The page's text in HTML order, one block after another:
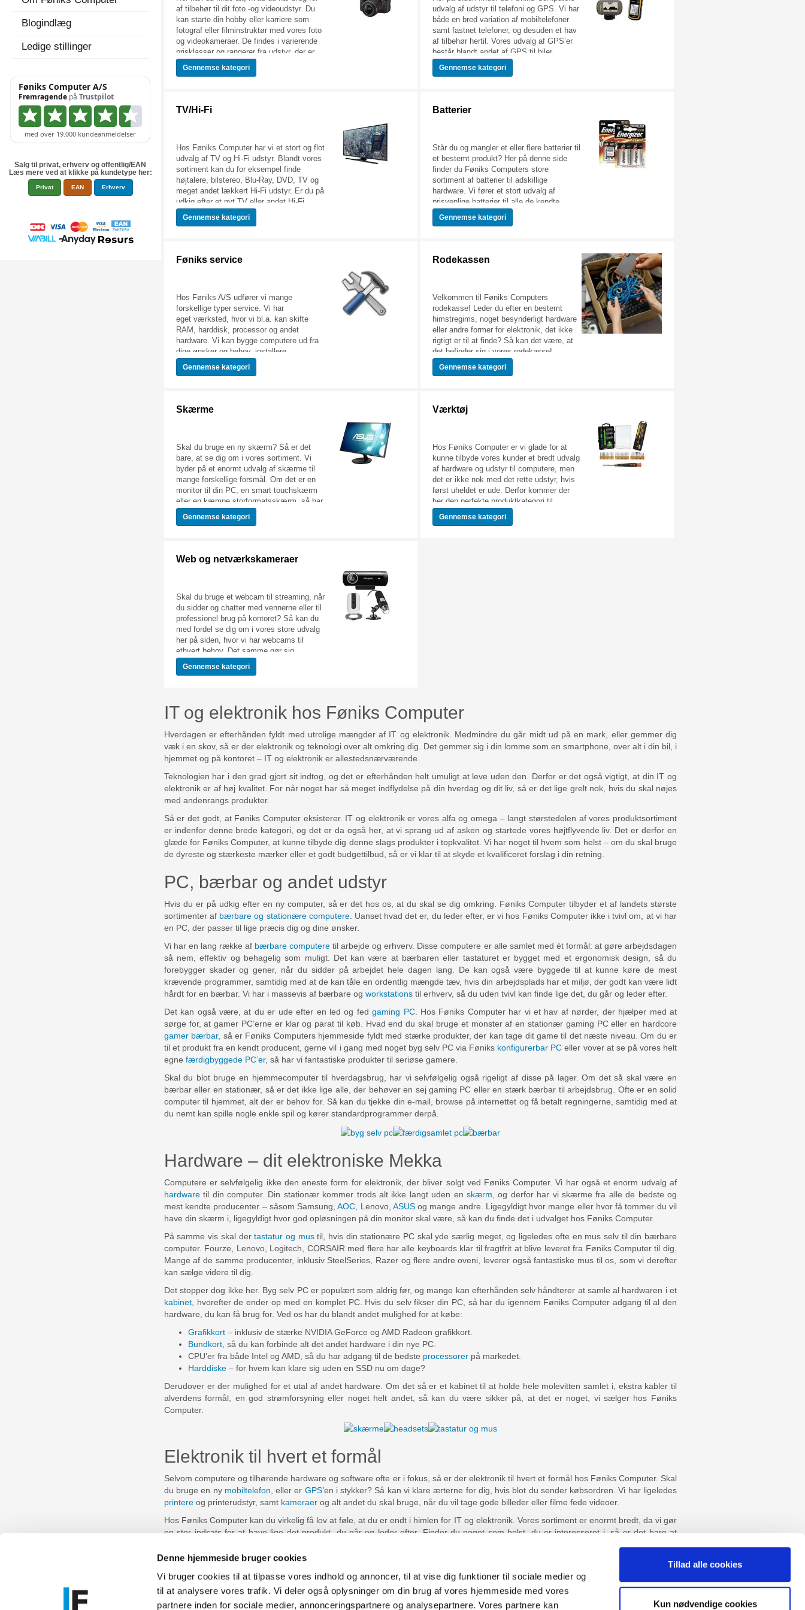
Denne hjemmeside bruger cookies
Vi bruger cookies til at tilpasse vores indhold og annoncer, til at vise dig funktioner til sociale medier og
til at analysere vores trafik. Vi deler også oplysninger om din brug af vores hjemmeside med vores
partnere inden for sociale medier, annonceringspartnere og analysepartnere. Vores partnere kan
Tillad alle cookies
Kun nødvendige cookies
Blogindlæg
Ledige stillinger
Salg til privat, erhverv og offentlig/EAN
Læs mere ved at klikke på kundetype her:
Privat EAN Erhverv
af tilbehør til dit foto -og videoudstyr. Du
kan starte din hobby eller karriere som
fotograf eller filminstruktør med vores foto
og videokameraer. De findes i varierende
prisklasser og rangerer fra udstyr, der er
tiltænkt hjemmebrug og professionelle
videokameraer. Desuden har vi digitale
udvalg af foto og video udstyr. At tage
god komposition og belysning, og den rette
redigering. Alt til foto og video kan du finde
på siden her.
Gennemsekategori
udvalg af udstyr til telefoni og GPS. Vi har
både en bred variation af mobiltelefoner
samt fastnet telefoner, og desuden et hav
af tilbehør hertil. Vores udvalg af GPS’er
består blandt andet af GPS til biler,
cykling, gåture og løb samt tilbehør hertil.
Uanset hvad du står og mangler til telefoni
sortimentet på disse sider og find netop
Gennemsekategori
TV/Hi-Fi
Hos Føniks Computer har vi et stort og flot
udvalg af TV og Hi-Fi udstyr. Blandt vores
sortiment kan du for eksempel finde
højtalere, bilstereo, Blu-Ray, DVD, TV og
meget andet lækkert Hi-Fi udstyr. Er du på
udkig efter et nyt TV eller andet Hi-Fi
udstyr, så er du kommet til det rette sted.
Du kan med sikkerhed finde det, du skal
populære produkter nedenfor eller benyt
menuen til venstre til at finde netop det TV
Gennemsekategori
Batterier
Står du og mangler et eller flere batterier til
et bestemt produkt? Her på denne side
finder du Føniks Computers store
sortiment af batterier til adskillige
hardware. Vi fører et stort udvalg af
prisvenlige batterier til alle de kendte
mærker inden for bærbare computere som
eksempelvis Acer, HP og Dell. Køber du
Desuden kan du her på siden finde alle
batterier til hardware lige her.
Gennemsekategori
Føniks service
Hos Føniks A/S udfører vi mange
forskellige typer service. Vi har
eget værksted, hvor vi bl.a. kan skifte
RAM, harddisk, processor og andet
hardware. Vi kan bygge computere ud fra
dine ønsker og behov, installere
styresystem, Office-pakker, Anti-virus og
anden software, samt fejlsøge og udbedre
services, eller betale for udført arbejde på
Gennemsekategori
Rodekassen
Velkommen til Føniks Computers
rodekasse! Leder du efter en bestemt
himstregims, noget besynderligt hardware
eller andre former for elektronik, det ikke
rigtigt er til at finde? Så kan det være, at
det befinder sig i vores rodekasse!
Rodekassen har alt muligt forskelligt, og
det er aldrig helt til at vide, hvad man kan
at lede vores rodekasse igennem.
Gennemsekategori
Skærme
Skal du bruge en ny skærm? Så er det
bare, at se dig om i vores sortiment. Vi
byder på et enormt udvalg af skærme til
mange forskellige forsmål. Om det er en
monitor til din PC, en smart touchskærm
eller en kæmpe storformatsskærm, så har
vi helt sikkert det, du går og leder efter.
Hos Føniks forhandler vi desuden monitors
eller et helt andet mærke, så kan vi
garantere dig, at du finder den hos
Føniks Computer.
Gennemsekategori
Værktøj
Hos Føniks Computer er vi glade for at
kunne tilbyde vores kunder et bredt udvalg
af hardware og udstyr til computere, men
det er ikke nok med det rette udstyr, hvis
først uheldet er ude. Derfor kommer der
her den perfekte produktkategori til
reparationer og vedligeholdelse. Vores
store sortiment af diverse værktøj giver
Gennemsekategori
Web og netværkskameraer
Skal du bruge et webcam til streaming, når
du sidder og chatter med vennerne eller til
professionel brug på kontoret? Så kan du
med fordel se dig om i vores store udvalg
her på siden, hvor vi har webcams til
ethvert behov. Det samme gør sig
gældende, hvis du skal bruge et netværks
kamera til overvågning eller lignende, da vi
overvåget. Er du ude efter et webcam eller
et IP kamera, så har vi altså det, du skal
Gennemsekategori
IT og elektronik hos Føniks Computer
Hverdagen er efterhånden fyldt med utrolige mængder af IT og elektronik. Medmindre du går midt ud på en mark, eller gemmer dig
væk i en skov, så er der elektronik og teknologi over alt omkring dig. Det gemmer sig i din lomme som en smartphone, over alt i din bil, i
hjemmet og på kontoret – IT og elektronik er allestedsnærværende.
Teknologien har i den grad gjort sit indtog, og det er efterhånden helt umuligt at leve uden den. Derfor er det også vigtigt, at din IT og
elektronik er af høj kvalitet. For når noget har så meget indflydelse på din hverdag og dit liv, så er det lige grelt nok, hvis du skal nøjes
med andenrangs produkter.
Så er det godt, at Føniks Computer eksisterer. IT og elektronik er vores alfa og omega – langt størstedelen af vores produktsortiment
er indenfor denne brede kategori, og det er da også her, at vi sprang ud af asken og startede vores højtflyvende liv. Det er derfor en
glæde for Føniks Computer, at kunne tilbyde dig denne slags produkter i topkvalitet. Vi har noget til hvem som helst – om du skal bruge
de dyreste og stærkeste mærker eller et godt budgettilbud, så er vi klar til at skyde et kvalificeret forslag i din retning.
PC, bærbar og andet udstyr
Hvis du er på udkig efter en ny computer, så er det hos os, at du skal se dig omkring. Føniks Computer tilbyder et af landets største
sortimenter af bærbare og stationære computere. Uanset hvad det er, du leder efter, er vi hos Føniks Computer ikke i tvivl om, at vi har
en PC, der passer til lige præcis dig og dine ønsker.
Vi har en lang række af bærbare computere til arbejde og erhverv. Disse computere er alle samlet med ét formål: at gøre arbejdsdagen
så nem, effektiv og behagelig som muligt. Det kan være at bærbaren eller tastaturet er bygget med et ergonomisk design, så du
forebygger skader og gener, når du sidder på arbejdet hele dagen lang. De kan også være byggede til at kunne køre de mest
krævende programmer, samtidig med at de kan tåle en ordentlig mængde tæv, hvis din arbejdsplads har et miljø, der godt kan være lidt
hårdt for en bærbar. Vi har i massevis af bærbare og workstationstil erhverv, så du uden tvivl kan finde lige det, du går og leder efter.
Det kan også være, at du er ude efter en led og fedgaming PC. Hos Føniks Computer har vi et hav af nørder, der hjælper med at
sørge for, at gamer PC’erne er klar og parat til køb. Hvad end du skal bruge et monster af en stationær gaming PC eller en hardcore
gamer bærbar, så er Føniks Computers hjemmeside fyldt med stærke produkter, der kan tage dit game til det næste niveau. Om du er
til et produkt fra en kendt producent, gerne vil i gang med noget byg selv PC via Føniks konfigurerbar PC eller vover at se på vores helt
egne færdigbyggede PC’er, så har vi fantastiske produkter til seriøse gamere.
Skal du blot bruge en hjemmecomputer til hverdagsbrug, har vi selvfølgelig også rigeligt af disse på lager. Om det så skal være en
bærbar eller en stationær, så er det ikke lige alle, der behøver en sej gaming PC eller en stærk bærbar til arbejdsbrug. Ofte er en solid
computer til hjemmet, alt der er behov for. Så kan du tjekke din e-mail, browse på internettet og få betalt regningerne, samtidig med at
du nemt kan spille nogle enkle spil og kører standardprogrammer derpå.
Hardware – dit elektroniske Mekka
Computere er selvfølgelig ikke den eneste form for elektronik, der bliver solgt ved Føniks Computer. Vi har også et enorm udvalg af
hardwaretil din computer. Din stationær kommer trods alt ikke langt uden en skærm , og derfor har vi skærme fra alle de bedste og
mest kendte producenter – såsom Samsung,AOC , Lenovo, ASUSog mange andre. Ligegyldigt hvor mange eller hvor få tommer du vil
have din skærm i, ligegyldigt hvor god opløsningen på din monitor skal være, så kan du finde det i udvalget hos Føniks Computer.
På samme vis skal dertastatur og mustil, hvis din stationære PC skal yde særlig meget, og ligeledes ofte en mus selv til din bærbare
computer. Fourze, Lenovo, Logitech, CORSAIR med flere har alle keyboards klar til fragtfrit at blive leveret fra Føniks Computer til dig.
Mange af de samme producenter, inklusiv SteelSeries, Razer og flere andre oveni, leverer også fantastiske mus til os, som vi derefter
kan sælge videre til dig.
Det stopper dog ikke her. Byg selv PC er populært som aldrig før, og mange kan efterhånden selv håndterer at samle al hardwaren i et
kabinet, hvorefter de ender op med en komplet PC. Hvis du selv fikser din PC, så har du igennem Føniks Computer adgang til al den
hardware, du kan få brug for. Ved os har du blandt andet mulighed for at købe:
Grafikkort– inklusiv de stærke NVIDIA GeForce og AMD Radeon grafikkort.
Bundkort, så du kan forbinde alt det andet hardware i din nye PC.
CPU’er fra både Intel og AMD, så du har adgang til de bedste processorerpå markedet.
Harddiske– for hvem kan klare sig uden en SSD nu om dage?
Derudover er der mulighed for et utal af andet hardware. Om det så er et kabinet til at holde hele molevitten samlet i, ekstra kabler til
alverdens formål, en god strømforsyning eller noget helt andet, så kan du være sikker på, at det er noget, vi sælger hos Føniks
Computer.
Elektronik til hvert et formål
Selvom computere og tilhørende hardware og software ofte er i fokus, så er der elektronik til hvert et formål hos Føniks Computer. Skal
du bruge en ny mobiltelefon , eller er GPS’en i stykker? Så kan vi klare ærterne for dig, hvis blot du sender købsordren. Vi har ligeledes
printereog printerudstyr, samt kameraerog alt andet du skal bruge, når du vil tage gode billeder eller filme fede videoer.
Hos Føniks Computer kan du virkelig få lov at føle, at du er endt i himlen for IT og elektronik. Vores sortiment er enormt bredt, da vi gør
en stor indsats for at have lige det produkt, du går og leder efter. Finder du noget som helst, du er interesseret i, så er det bare at
leder efter, eller har andre spørgsmål, så spørg endelig vores kundeservice – de vil hellere end gerne hjælpe dig med at finde det.
Føniks Computer Aarhus Generelle henvendelser: